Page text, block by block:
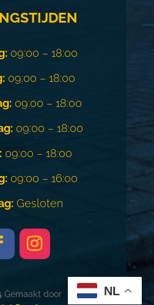
09:00 – 18:00
09:00 – 18:00
09:00 – 18:00
09:00 – 18:00
09:00 – 18:00
09:00 – 16:00
Gesloten
Gemaakt door
NL